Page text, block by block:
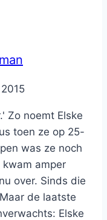
Zo noemt Elske
toen ze op 25-
was ze noch
amper
over. Sinds die
de laatste
Elske